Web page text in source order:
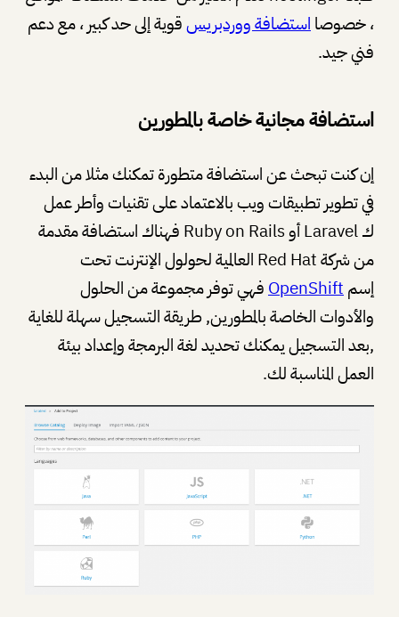
، خصوصا استضافة ووردبريسقوية إلى حد كبير ، مع دعم
فني جيد.
استضافة مجانية خاصة بالمطورين
إن كنت تبحث عن استضافة متطورة تمكنك مثلا من البدء
في تطوير تطبيقات ويب بالاعتماد على تقنيات وأطر عمل
ك Laravel أو Ruby on Rails فهناك استضافة مقدمة
من شركة Red Hat العالمية لحولول الإنترنت تحت
إسم OpenShift فهي توفر مجموعة من الحلول
والأدوات الخاصة بالمطورين, طريقة التسجيل سهلة للغاية
,بعد التسجيل يمكنك تحديد لغة البرمجة وإعداد بيئة
العمل المناسبة لك.